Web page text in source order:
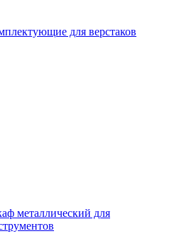
для верстаков
металлический для